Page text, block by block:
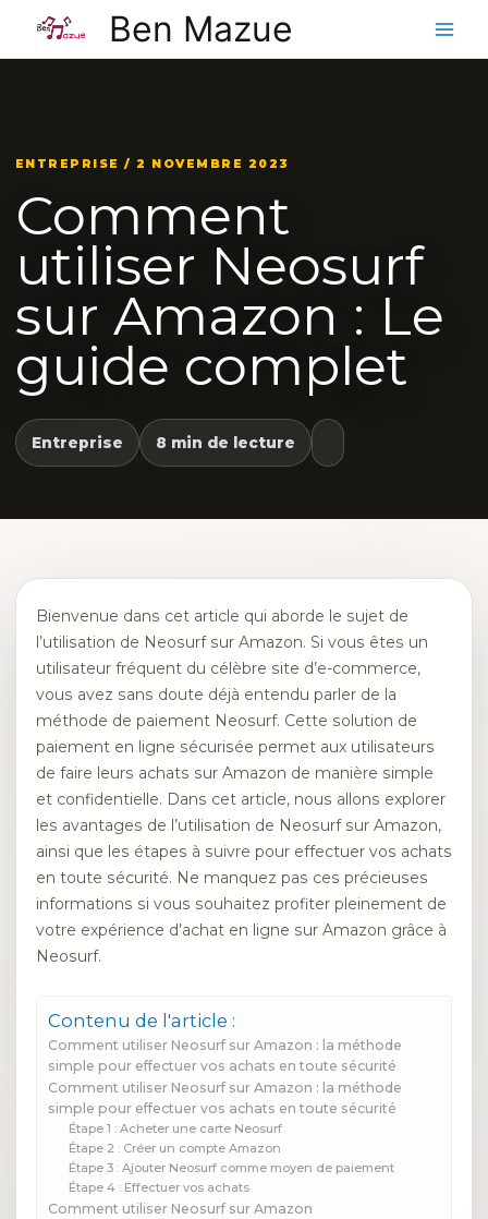
contenu
Ben Mazue
ENTREPRISE / 2 NOVEMBRE 2023
Comment
utiliser Neosurf
sur Amazon : Le
guide complet
Entreprise 8 min de lecture
Bienvenue dans cet article qui aborde le sujet de
l’utilisation de Neosurf sur Amazon. Si vous êtes un
utilisateur fréquent du célèbre site d’e-commerce,
vous avez sans doute déjà entendu parler de la
méthode de paiement Neosurf. Cette solution de
paiement en ligne sécurisée permet aux utilisateurs
de faire leurs achats sur Amazon de manière simple
et confidentielle. Dans cet article, nous allons explorer
les avantages de l’utilisation de Neosurf sur Amazon,
ainsi que les étapes à suivre pour effectuer vos achats
en toute sécurité. Ne manquez pas ces précieuses
informations si vous souhaitez profiter pleinement de
votre expérience d’achat en ligne sur Amazon grâce à
Neosurf.
Contenu de l'article :
Comment utiliser Neosurf sur Amazon : la méthode
simple pour effectuer vos achats en toute sécurité
Comment utiliser Neosurf sur Amazon : la méthode
simple pour effectuer vos achats en toute sécurité
Étape 1 : Acheter une carte Neosurf
Étape 2 : Créer un compte Amazon
Étape 3 : Ajouter Neosurf comme moyen de paiement
Étape 4 : Effectuer vos achats
Comment utiliser Neosurf sur Amazon